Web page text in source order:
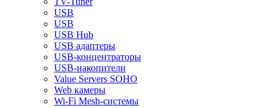
USB
USB
USB Hub
USB адаптеры
USB-концентраторы
USB-накопители
Value Servers SOHO
Web камеры
Wi-Fi Mesh-системы